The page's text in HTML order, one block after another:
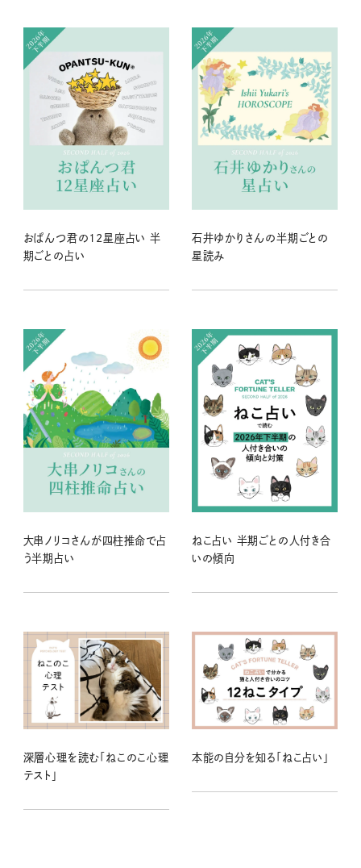
おぱんつ君の12星座占い 半
期ごとの占い
石井ゆかりさんの半期ごとの
星読み
大串ノリコさんが四柱推命で占
う半期占い
ねこ占い 半期ごとの人付き合
いの傾向
深層心理を読む「ねこのこ心理
テスト」
本能の自分を知る「ねこ占い」